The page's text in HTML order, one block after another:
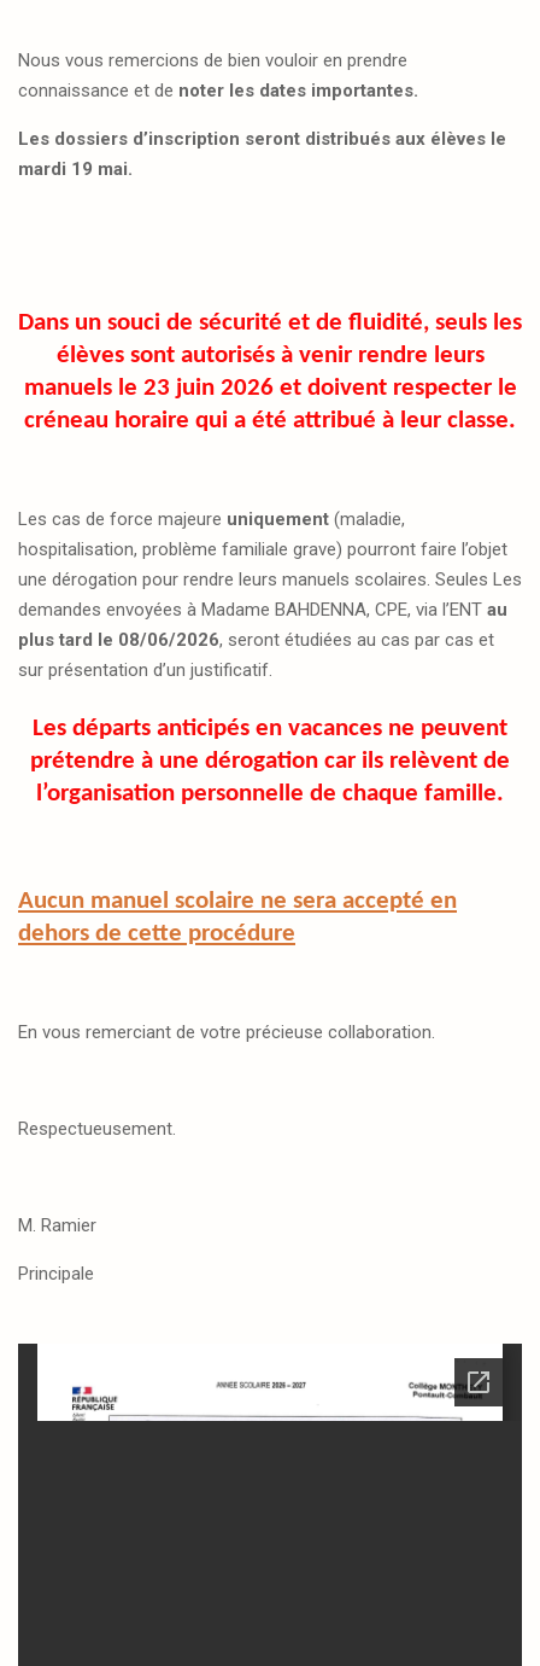
Nous vous remercions de bien vouloir en prendre
connaissance et de noter les dates importantes.
Les dossiers d’inscription seront distribués aux élèves le
mardi 19 mai.
Dans un souci de sécurité et de fluidité, seuls les
élèves sont autorisés à venir rendre leurs
manuels le 23 juin 2026 et doivent respecter le
créneau horaire qui a été attribué à leur classe.
Les cas de force majeure uniquement (maladie,
hospitalisation, problème familiale grave) pourront faire l’objet
une dérogation pour rendre leurs manuels scolaires. Seules Les
demandes envoyées à Madame BAHDENNA, CPE, via l’ENT au
plus tard le 08/06/2026, seront étudiées au cas par cas et
sur présentation d’un justificatif.
Les départs anticipés en vacances ne peuvent
prétendre à une dérogation car ils relèvent de
l’organisation personnelle de chaque famille.
Aucun manuel scolaire ne sera accepté en
dehors de cette procédure
En vous remerciant de votre précieuse collaboration.
Respectueusement.
M. Ramier
Principale